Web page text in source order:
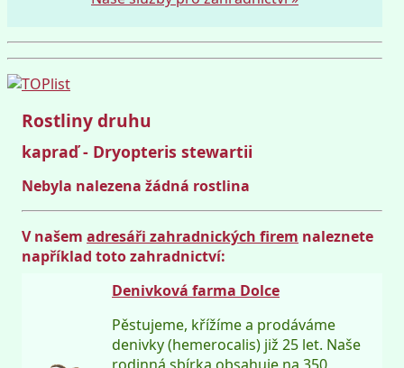
Rostliny druhu
kapraď - Dryopteris stewartii
Nebyla nalezena žádná rostlina
V našem adresáři zahradnických firem naleznete
například toto zahradnictví:
Denivková farma Dolce
Pěstujeme, křížíme a prodáváme
denivky (hemerocalis) již 25 let. Naše